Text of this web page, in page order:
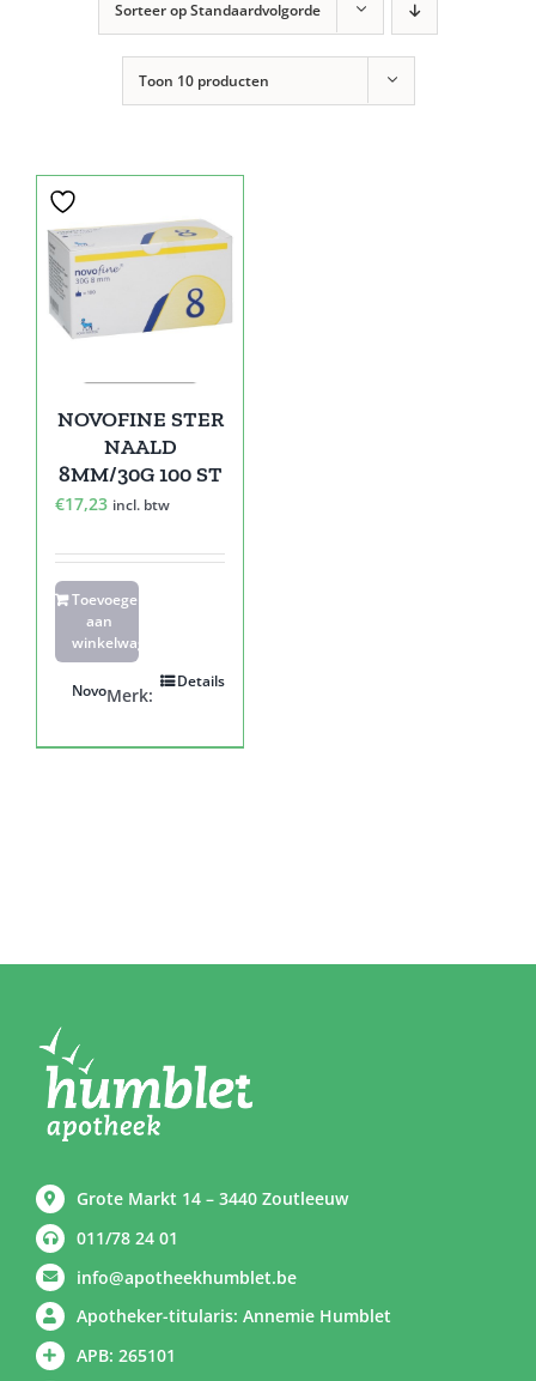
Sorteer opStandaardvolgorde
Toon 10 producten
NOVOFINE STER
NAALD
8MM/30G 100 ST
€17,23 incl. btw
Toevoegen
aan
winkelwagen
Details
Merk:
Novo
Grote Markt 14 – 3440 Zoutleeuw
011/78 24 01
info@apotheekhumblet.be
Apotheker-titularis: Annemie Humblet
APB: 265101